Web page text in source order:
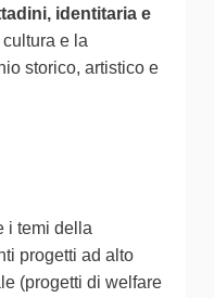
identitaria e
e la
storico, artistico e
i temi della
progetti ad alto
(progetti di welfare